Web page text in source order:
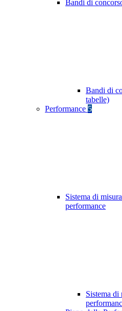
Bandi di
Bandi di
tabelle)
Performance 5
Sistema di
performance
Sistema di